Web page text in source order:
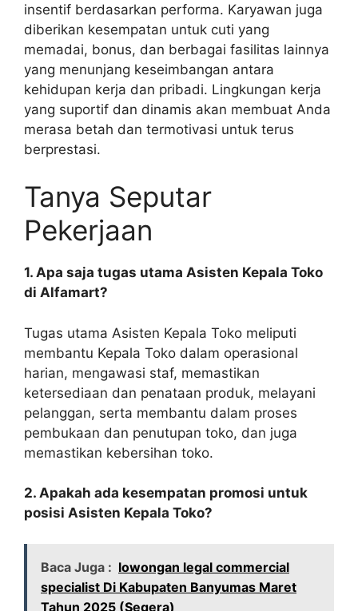
insentif berdasarkan performa. Karyawan juga
diberikan kesempatan untuk cuti yang
memadai, bonus, dan berbagai fasilitas lainnya
yang menunjang keseimbangan antara
kehidupan kerja dan pribadi. Lingkungan kerja
yang suportif dan dinamis akan membuat Anda
merasa betah dan termotivasi untuk terus
berprestasi.
Tanya Seputar
Pekerjaan
1. Apa saja tugas utama Asisten Kepala Toko
di Alfamart?
Tugas utama Asisten Kepala Toko meliputi
membantu Kepala Toko dalam operasional
harian, mengawasi staf, memastikan
ketersediaan dan penataan produk, melayani
pelanggan, serta membantu dalam proses
pembukaan dan penutupan toko, dan juga
memastikan kebersihan toko.
2. Apakah ada kesempatan promosi untuk
posisi Asisten Kepala Toko?
Baca Juga : lowongan legal commercial
specialist Di Kabupaten Banyumas Maret
Tahun 2025 (Segera)